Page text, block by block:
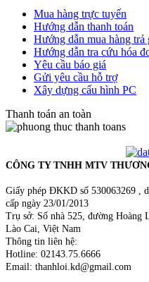
Mua hàng trực tuyến
Hướng dẫn thanh toán
Hướng dẫn mua hàng trả
Hướng dẫn tra cứu hóa
Yêu cầu báo giá
Gửi yêu cầu hỗ trợ
Xây dựng cấu hình PC
Thanh toán an toàn
CÔNG TY TNHH MTV
Giấy phép ĐKKD số 530063269 ,
cấp ngày 23/01/2013
Trụ sở: Số nhà 525, đường
Lào Cai, Việt Nam
Thông tin liên hệ:
Hotline: 02143.75.6666
Email: thanhloi.kd@gmail.com